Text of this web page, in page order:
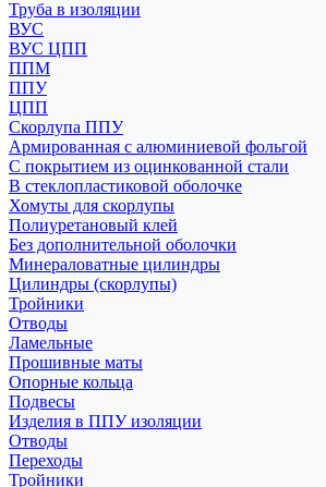
Труба в изоляции
ВУС
ВУС ЦПП
ППМ
ППУ
ЦПП
Скорлупа ППУ
Армированная с алюминиевой фольгой
С покрытием из оцинкованной стали
В стеклопластиковой оболочке
Хомуты для скорлупы
Полиуретановый клей
Без дополнительной оболочки
Минераловатные цилиндры
Цилиндры (скорлупы)
Тройники
Отводы
Ламельные
Прошивные маты
Опорные кольца
Подвесы
Изделия в ППУ изоляции
Отводы
Переходы
Тройники